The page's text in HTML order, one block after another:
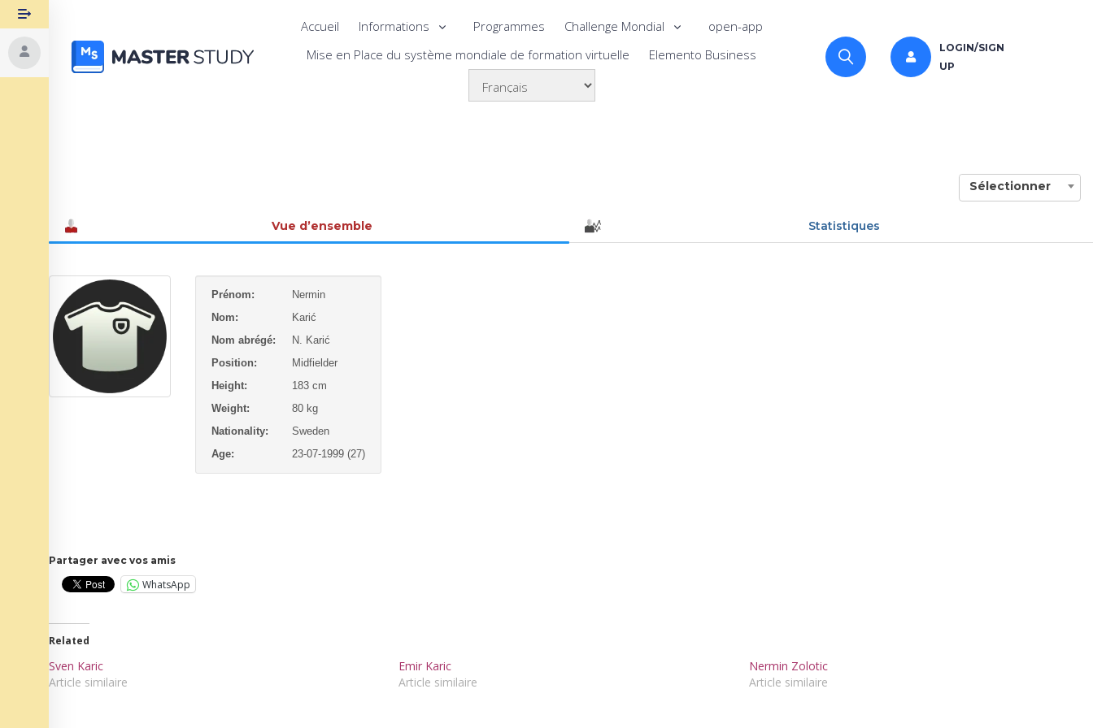
Accueil Informations Programmes Challenge Mondial
open-app
Mise en Place du système mondiale de formation virtuelle
Elemento Business
LOGIN/SIGN
UP
Sélectionner
Vue d’ensemble Statistiques
Prénom:
Nermin
Nom:
Karić
Nom abrégé:
N. Karić
Position:
Midfielder
Height:
183 cm
Weight:
80 kg
Nationality:
Sweden
Age:
23-07-1999 (27)
Partager avec vos amis
WhatsApp
Related
Sven Karic
Article similaire
Emir Karic
Article similaire
Nermin Zolotic
Article similaire